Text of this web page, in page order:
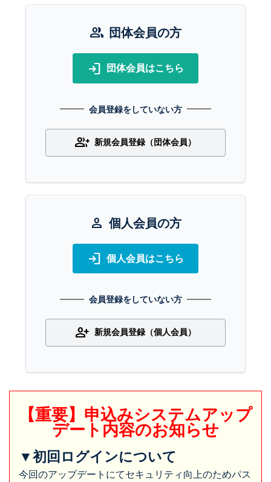
group 団体会員の方
login 団体会員はこちら
会員登録をしていない方
group_add 新規会員登録（団体会員）
person 個人会員の方
login 個人会員はこちら
会員登録をしていない方
person_add 新規会員登録（個人会員）
【重要】申込みシステムアップ
デート内容のお知らせ
▼初回ログインについて
今回のアップデートにてセキュリティ向上のためパス